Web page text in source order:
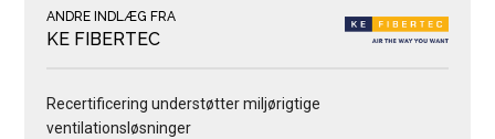
ANDRE INDLÆG FRA
KE FIBERTEC
Recertificering understøtter miljørigtige
ventilationsløsninger